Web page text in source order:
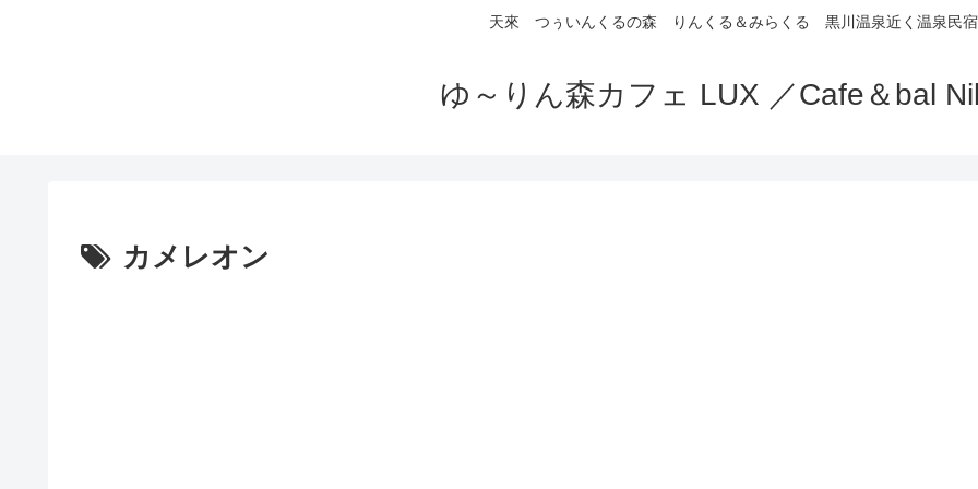
天來 つぅいんくるの森 りんくる＆みらくる 黒川温泉近く温泉民宿
ゆ～りん森カフェ LUX ／Cafe＆bal
カメレオン